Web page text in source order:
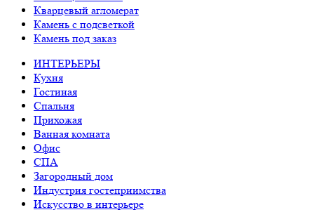
Кварцевый агломерат
Камень с подсветкой
Камень под заказ
ИНТЕРЬЕРЫ
Кухня
Гостиная
Спальня
Прихожая
Ванная комната
Офис
СПА
Загородный дом
Индустрия гостеприимства
Искусство в интерьере